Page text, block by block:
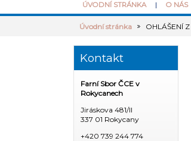
ÚVODNÍ STRÁNKA O NÁS
Úvodní stránka OHLÁŠENÍ
Kontakt
Farní Sbor ČCE v
Rokycanech
Jiráskova 481/II
337 01 Rokycany
+420 739 244 774